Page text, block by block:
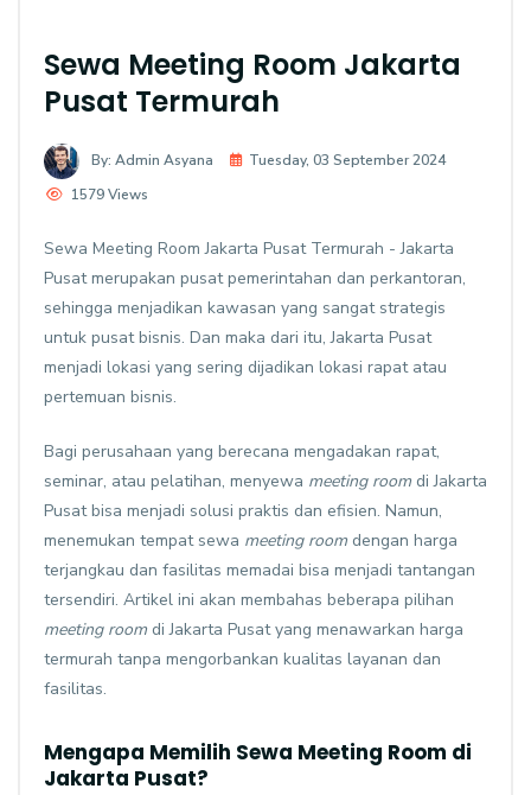
Sewa Meeting Room Jakarta
Pusat Termurah
By: Admin Asyana
Tuesday, 03 September 2024
1579 Views
Sewa Meeting Room Jakarta Pusat Termurah - Jakarta
Pusat merupakan pusat pemerintahan dan perkantoran,
sehingga menjadikan kawasan yang sangat strategis
untuk pusat bisnis. Dan maka dari itu, Jakarta Pusat
menjadi lokasi yang sering dijadikan lokasi rapat atau
pertemuan bisnis.
Bagi perusahaan yang berecana mengadakan rapat,
seminar, atau pelatihan, menyewa meeting room di Jakarta
Pusat bisa menjadi solusi praktis dan efisien. Namun,
menemukan tempat sewa meeting room dengan harga
terjangkau dan fasilitas memadai bisa menjadi tantangan
tersendiri. Artikel ini akan membahas beberapa pilihan
meeting room di Jakarta Pusat yang menawarkan harga
termurah tanpa mengorbankan kualitas layanan dan
fasilitas.
Mengapa Memilih Sewa Meeting Room di
Jakarta Pusat?